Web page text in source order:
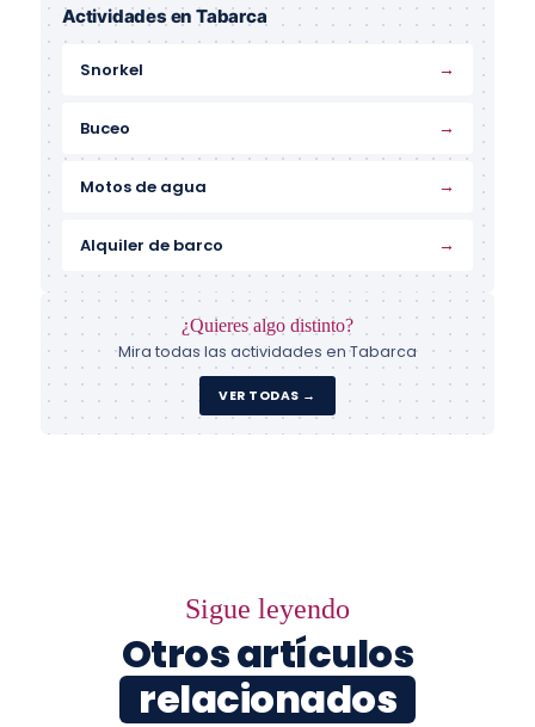
Actividades en Tabarca
Snorkel →
Buceo →
Motos de agua →
Alquiler de barco →
¿Quieres algo distinto?
Mira todas las actividades en Tabarca
VER TODAS →
Sigue leyendo
Otros artículos
relacionados